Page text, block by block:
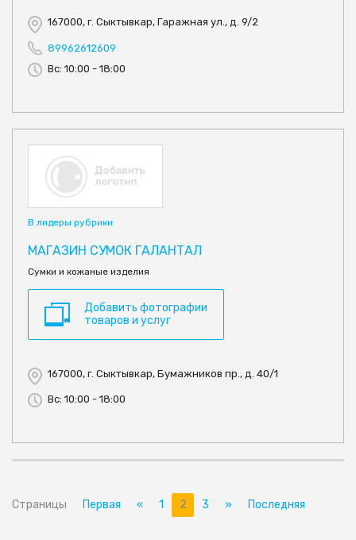
167000, г. Сыктывкар, Гаражная ул., д. 9/2
89962612609
Вс: 10:00 - 18:00
В лидеры рубрики
МАГАЗИН СУМОК ГАЛАНТАЛ
Сумки и кожаные изделия
Добавить фотографии
товаров и услуг
167000, г. Сыктывкар, Бумажников пр., д. 40/1
Вс: 10:00 - 18:00
Страницы Первая « 1 2 3 » Последняя